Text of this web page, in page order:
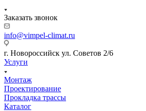
Заказать звонок
info@vimpel-climat.ru
г. Новороссийск ул. Советов 2/6
Услуги
Монтаж
Проектирование
Прокладка трассы
Каталог